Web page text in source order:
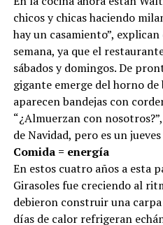
En la cocina ahora están
chicos y chicas haciendo
hay un casamiento”,
semana, ya que el
sábados y domingos. De
gigante emerge del horno
aparecen bandejas con
“¿Almuerzan con
de Navidad, pero es un
Comida = energía
En estos cuatro años a esta
Girasoles fue creciendo al
debieron construir una